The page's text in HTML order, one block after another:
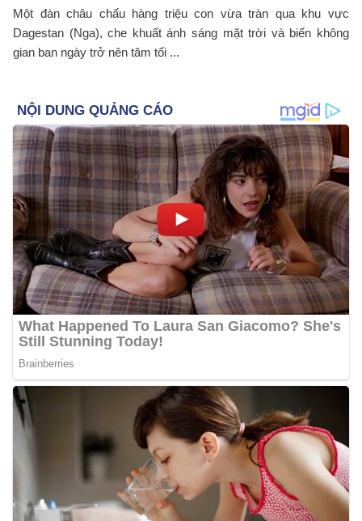
Một đàn châu chấu hàng triệu con vừa tràn qua khu vực
Dagestan (Nga), che khuất ánh sáng mặt trời và biến không
gian ban ngày trở nên tăm tối ...